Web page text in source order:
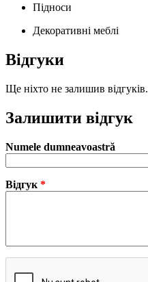
Підноси
Декоративні меблі
Відгуки
Ще ніхто не залишив відгуків.
Залишити відгук
Numele dumneavoastră
Відгук *